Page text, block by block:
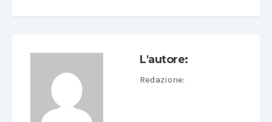
L'autore:
Redazione: